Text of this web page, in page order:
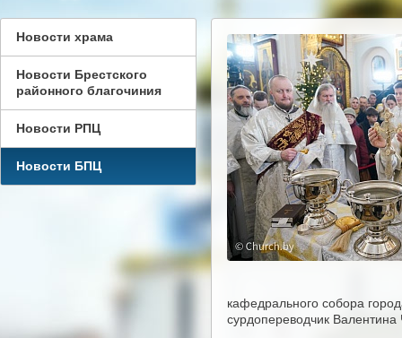
Новости храма
Новости Брестского
районного благочиния
Новости РПЦ
Новости БПЦ
кафедрального собора
сурдопереводчик Валентина